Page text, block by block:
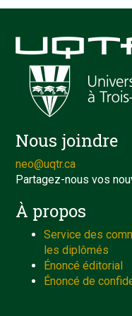
Nous joindre
neo@uqtr.ca
Partagez-nous vos
À propos
Service des
les diplômés
Énoncé éditorial
Énoncé de